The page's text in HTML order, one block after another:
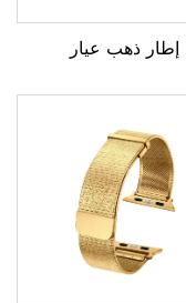
إطار ذهب عيار